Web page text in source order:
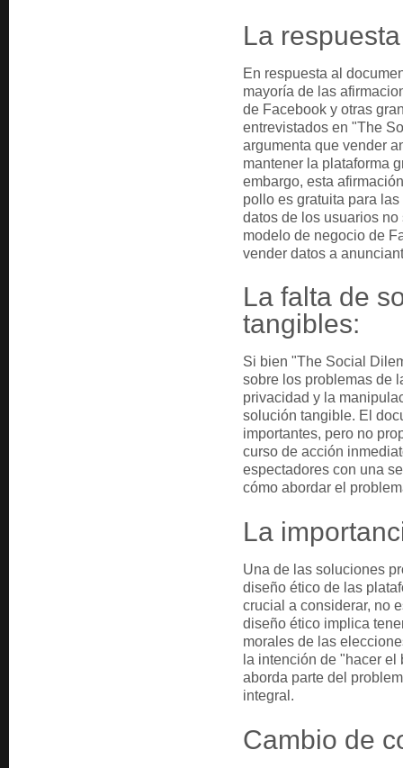
La
En respuesta al
mayoría de las
de Facebook y otras
entrevistados en "The
argumenta que vender
mantener la plataforma
embargo, esta
pollo es gratuita para
datos de los usuarios
modelo de negocio de
vender datos a
La falta de
tangibles:
Si bien "The Social
sobre los problemas de
privacidad y la
solución tangible. El
importantes, pero no
curso de acción
espectadores con una
cómo abordar el
La
Una de las soluciones
diseño ético de las
crucial a considerar, no
diseño ético implica
morales de las
la intención de "hacer
aborda parte del
integral.
Cambio de